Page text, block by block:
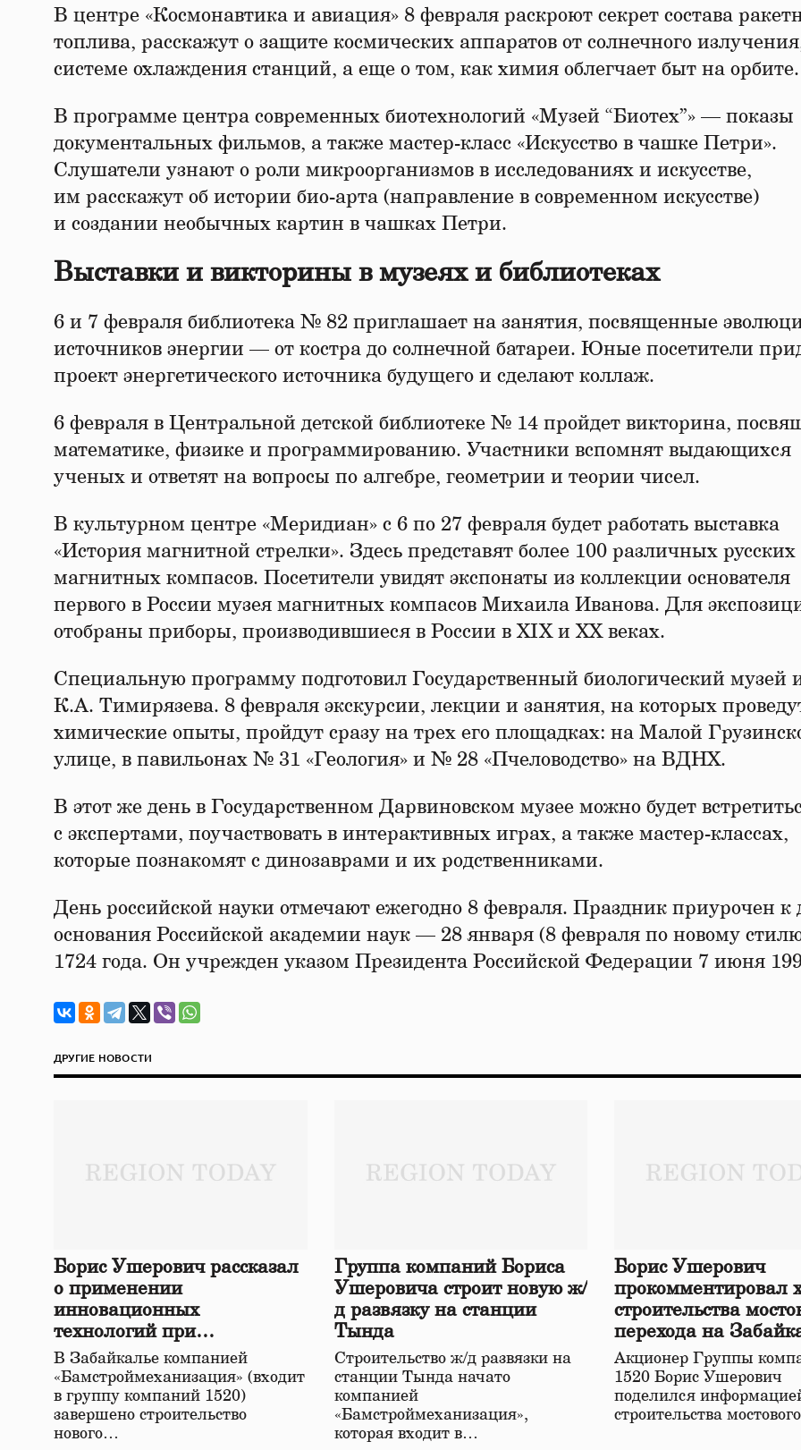
В центре «Космонавтика и авиация» 8 февраля раскроют секрет состава
топлива, расскажут о защите космических аппаратов от солнечного
системе охлаждения станций, а еще о том, как химия облегчает быт на орбите.
В программе центра современных биотехнологий «Музей “Биотех”» — показы
документальных фильмов, а также мастер-класс «Искусство в чашке Петри».
Слушатели узнают о роли микроорганизмов в исследованиях и искусстве,
им расскажут об истории био-арта (направление в современном искусстве)
и создании необычных картин в чашках Петри.
Выставки и викторины в музеях и библиотеках
6 и 7 февраля библиотека № 82 приглашает на занятия, посвященные
источников энергии — от костра до солнечной батареи. Юные посетители
проект энергетического источника будущего и сделают коллаж.
6 февраля в Центральной детской библиотеке № 14 пройдет викторина,
математике, физике и программированию. Участники вспомнят выдающихся
ученых и ответят на вопросы по алгебре, геометрии и теории чисел.
В культурном центре «Меридиан» с 6 по 27 февраля будет работать выставка
«История магнитной стрелки». Здесь представят более 100 различных русских
магнитных компасов. Посетители увидят экспонаты из коллекции основателя
первого в России музея магнитных компасов Михаила Иванова. Для
отобраны приборы, производившиеся в России в XIX и XX веках.
Специальную программу подготовил Государственный биологический музей
К.А. Тимирязева. 8 февраля экскурсии, лекции и занятия, на которых
химические опыты, пройдут сразу на трех его площадках: на Малой
улице, в павильонах № 31 «Геология» и № 28 «Пчеловодство» на ВДНХ.
В этот же день в Государственном Дарвиновском музее можно будет
с экспертами, поучаствовать в интерактивных играх, а также мастер-классах,
которые познакомят с динозаврами и их родственниками.
День российской науки отмечают ежегодно 8 февраля. Праздник приурочен к
основания Российской академии наук — 28 января (8 февраля по новому
1724 года. Он учрежден указом Президента Российской Федерации 7 июня
ДРУГИЕ НОВОСТИ
Борис Ушерович рассказал
о применении
инновационных
технологий при
строительстве нового моста
в Забайкалье
В Забайкалье компанией
«Бамстроймеханизация» (входит
в группу компаний 1520)
завершено строительство
нового…
Группа компаний Бориса
Ушеровича строит новую ж/
д развязку на станции
Тында
Строительство ж/д развязки на
станции Тында начато
компанией
«Бамстроймеханизация»,
которая входит в…
Борис Ушерович
прокомментировал
строительства
перехода на
железной дороге
Акционер Группы
1520 Борис Ушерович
поделился
строительства